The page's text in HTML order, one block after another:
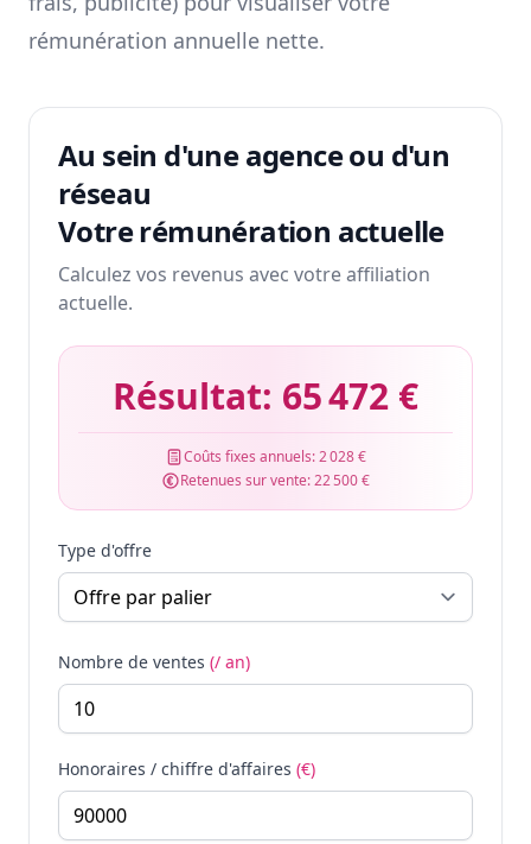
rémunération annuelle nette.
Au sein d'une agence ou d'un
réseau
Votre rémunération actuelle
Calculez vos revenus avec votre affiliation
actuelle.
Résultat: 65 472 €
Coûts fixes annuels:2 028 €
Retenues sur vente:22 500 €
Type d'offre
Nombre de ventes (/ an)
Honoraires / chiffre d'affaires (€)